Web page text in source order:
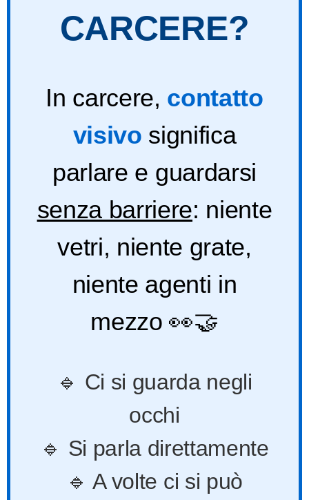
CARCERE?
In carcere, contatto
visivo significa
parlare e guardarsi
senza barriere: niente
vetri, niente grate,
niente agenti in
mezzo 👀🤝
🔹 Ci si guarda negli
occhi
🔹 Si parla direttamente
🔹 A volte ci si può